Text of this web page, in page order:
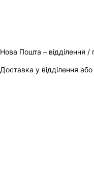
Нова Пошта – відділення /
Доставка у відділення